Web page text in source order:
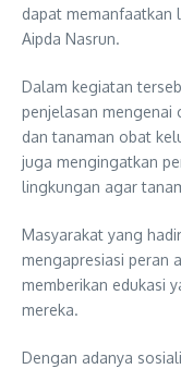
dapat memanfaatkan
Aipda Nasrun.
Dalam kegiatan
penjelasan mengenai
dan tanaman obat
juga mengingatkan
lingkungan agar
Masyarakat yang
mengapresiasi peran
memberikan edukasi
mereka.
Dengan adanya